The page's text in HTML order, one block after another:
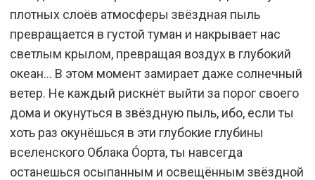
плотных слоёв атмосферы звёздная пыль
превращается в густой туман и накрывает нас
светлым крылом, превращая воздух в глубокий
океан… В этом момент замирает даже солнечный
ветер. Не каждый рискнёт выйти за порог своего
дома и окунуться в звёздную пыль, ибо, если ты
хоть раз окунёшься в эти глубокие глубины
вселенского Облака О́орта, ты навсегда
останешься осыпанным и освещённым звёздной